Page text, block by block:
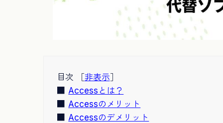
目次 ［非表示］
Accessとは？
Accessのメリット
Accessのデメリット